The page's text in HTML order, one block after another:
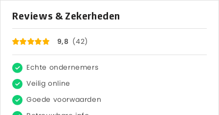
9,8

Inicio
XPRO Mini luz LED para Jacuzzi - Hottub | Spa | RGB | 17-37mm